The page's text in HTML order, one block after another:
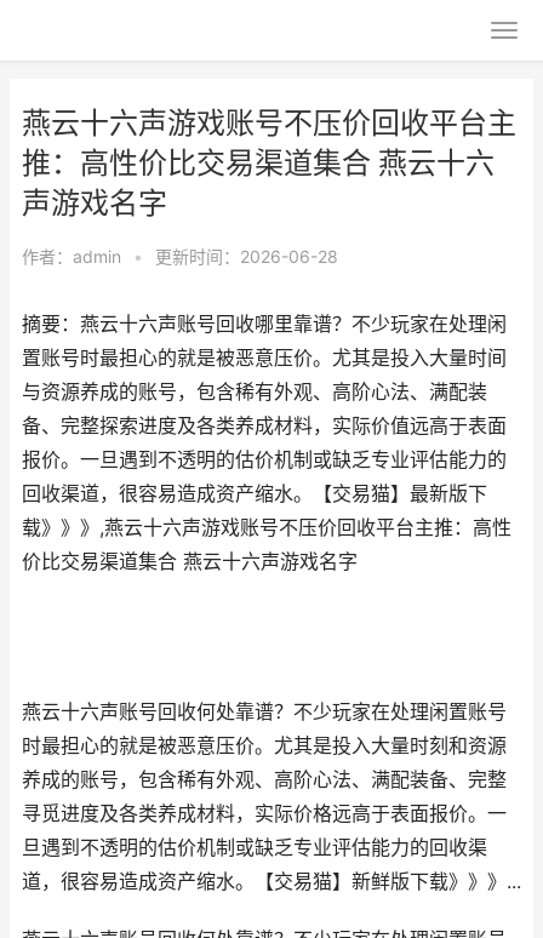
燕云十六声游戏账号不压价回收平台主
推：高性价比交易渠道集合 燕云十六
声游戏名字
作者： admin • 更新时间：2026-06-28
摘要：燕云十六声账号回收哪里靠谱？不少玩家在处理闲
置账号时最担心的就是被恶意压价。尤其是投入大量时间
与资源养成的账号，包含稀有外观、高阶心法、满配装
备、完整探索进度及各类养成材料，实际价值远高于表面
报价。一旦遇到不透明的估价机制或缺乏专业评估能力的
回收渠道，很容易造成资产缩水。【交易猫】最新版下
载》》》,燕云十六声游戏账号不压价回收平台主推：高性
价比交易渠道集合 燕云十六声游戏名字
燕云十六声账号回收何处靠谱？不少玩家在处理闲置账号
时最担心的就是被恶意压价。尤其是投入大量时刻和资源
养成的账号，包含稀有外观、高阶心法、满配装备、完整
寻觅进度及各类养成材料，实际价格远高于表面报价。一
旦遇到不透明的估价机制或缺乏专业评估能力的回收渠
道，很容易造成资产缩水。【交易猫】新鲜版下载》》》...